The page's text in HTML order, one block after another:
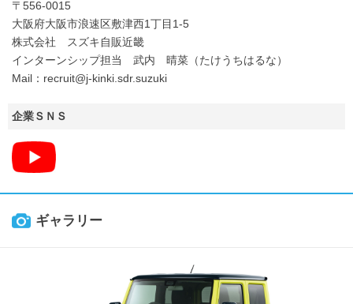
〒556-0015
大阪府大阪市浪速区敷津西1丁目1-5
株式会社 スズキ自販近畿
インターンシップ担当 武内 晴菜（たけうちはるな）
Mail：recruit@j-kinki.sdr.suzuki
企業ＳＮＳ
ギャラリー